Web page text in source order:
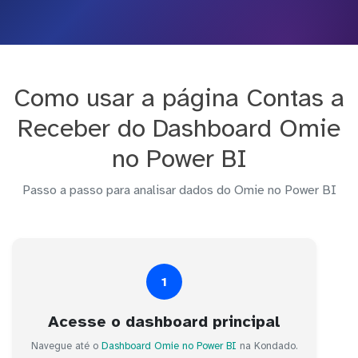
Como usar a página Contas a
Receber do Dashboard Omie
no Power BI
Passo a passo para analisar dados do Omie no Power BI
1
Acesse o dashboard principal
Navegue até o Dashboard Omie no Power BI na Kondado.